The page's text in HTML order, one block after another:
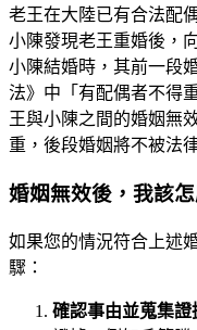
老王在大陸已有合法配
小陳發現老王重婚後，
小陳結婚時，其前一段
法》中「有配偶者不得
王與小陳之間的婚姻無
重，後段婚姻將不被法
婚姻無效後，我該怎
如果您的情況符合上述
驟：
確認事由並蒐集證